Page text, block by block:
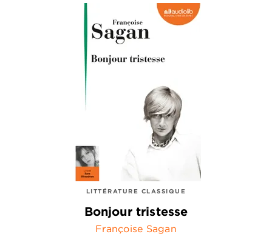
LITTÉRATURE CLASSIQUE
Bonjour tristesse
Françoise Sagan